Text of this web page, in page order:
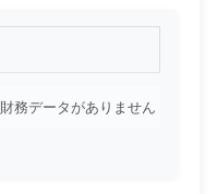
財務データがありません